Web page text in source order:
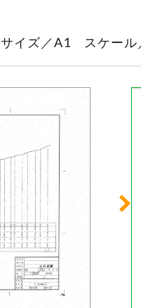
サイズ／A1 スケー